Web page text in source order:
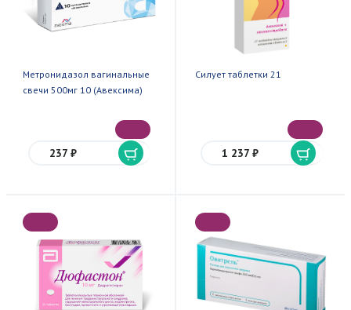
Метронидазол вагинальные
свечи 500мг 10 (Авексима)
237 ₽
Силует таблетки 21
1 237 ₽